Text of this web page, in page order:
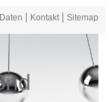
Daten Kontakt Sitemap